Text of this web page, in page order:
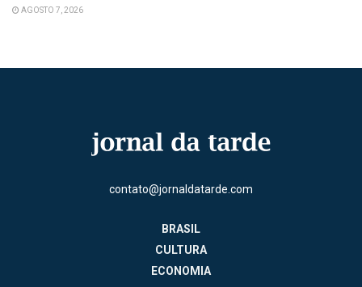
AGOSTO 7, 2026
contato@jornaldatarde.com
BRASIL
CULTURA
ECONOMIA